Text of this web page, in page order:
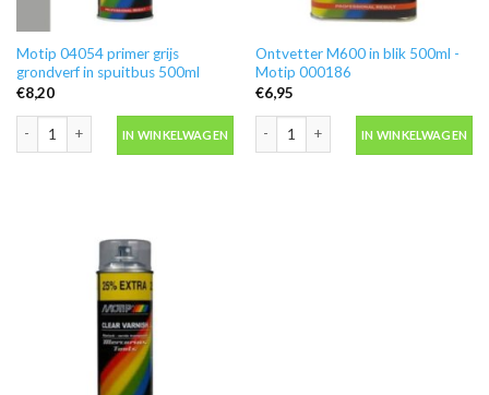
Motip 04054 primer grijs
grondverf in spuitbus 500ml
€8,20
IN WINKELWAGEN
Ontvetter M600 in blik 500ml -
Motip 000186
€6,95
IN WINKELWAGEN